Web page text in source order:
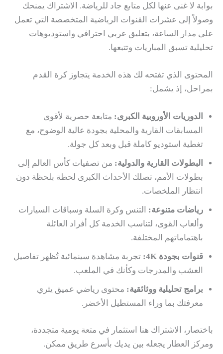
بوابة لا غنى عنها لكل متابع جاد للرياضة. الاشتراك يمنحك
وصولاً إلى عشرات القنوات الرياضية المتخصصة التي تعمل
على مدار الساعة، بتعليق عربي احترافي واستوديوهات
تحليلية تسبق المباريات وتتبعها.
المحتوى الذي تفتحه لك هذه الخدمة يتجاوز كرة القدم
بمراحل، إذ يشمل:
الدوريات الأوروبية الكبرى: متابعة حصرية لأقوى
المسابقات القارية والمحلية بجودة عالية الوضوح، مع
تغطية استوديو كاملة قبل وبعد كل جولة.
البطولات القارية والدولية: من تصفيات كأس العالم إلى
بطولات الأمم، تصلك الأحداث الكبرى لحظة بلحظة دون
انتظار الملخصات.
رياضات متنوعة: التنس وكرة السلة وسباقات السيارات
وألعاب القوى، لتناسب الخدمة كل أفراد العائلة
باهتماماتهم المختلفة.
قنوات بجودة 4K:
تجربة مشاهدة سينمائية تُظهر تفاصيل
العشب والمدرجات وكأنك في الملعب.
برامج تحليلية ووثائقية: محتوى رياضي عميق يثري
معرفتك بما وراء المستطيل الأخضر.
باختصار، الاشتراك هنا استثمار في متعة يومية متجددة،
ومركز العطار يجعله بين يديك بأسرع طريق ممكن.